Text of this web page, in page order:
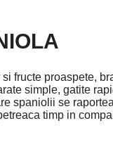
fructe proaspete,
simple, gatite
spaniolii se
timp in